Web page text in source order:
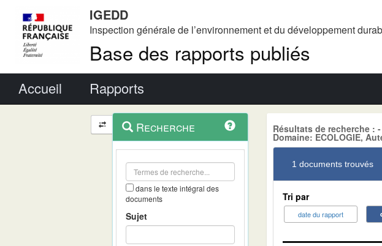
IGEDD
Inspection générale de l’environnement et du développement
Base des rapports publiés
Accueil Rapports
Navigation
et
outils
contextuel
Recherche
dans le texte intégral des
documents
Sujet
Résultats de recherche :
Domaine: ECOLOGIE,
1 documents trouvés
Tri par
date du rapport